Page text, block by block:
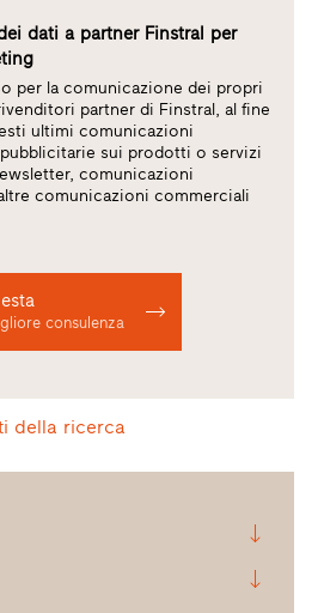
dati a partner Finstral per
per la comunicazione dei propri
partner di Finstral, al fine
ultimi comunicazioni
sui prodotti o servizi
comunicazioni
comunicazioni commerciali
consulenza
della ricerca